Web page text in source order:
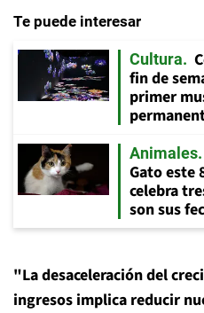
Te puede interesar
Cultura
fin de
primer
Animales
Gato este
celebra
son sus
"La desaceleración del
ingresos implica reducir